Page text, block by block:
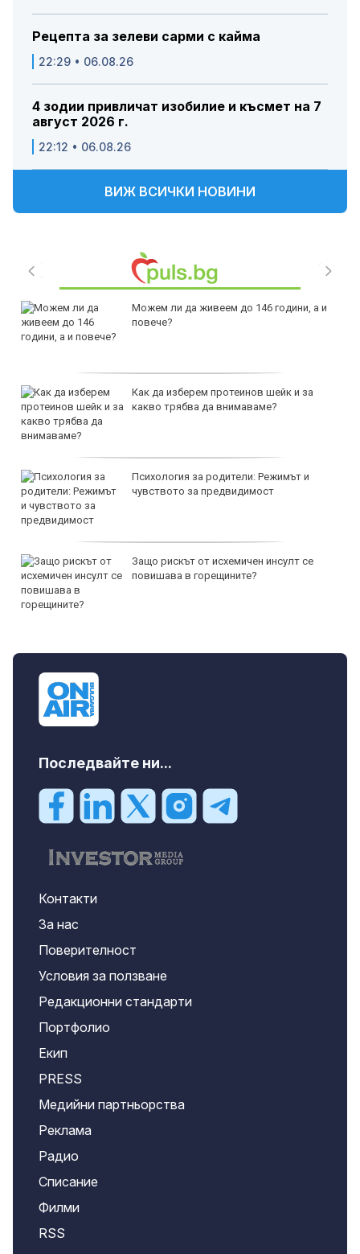
Рецепта за зелеви сарми с кайма
22:29 • 06.08.26
4 зодии привличат изобилие и късмет на 7
август 2026 г.
22:12 • 06.08.26
ВИЖ ВСИЧКИ НОВИНИ
Можем ли да живеем до 146 години, а и
повече?
Как да изберем протеинов шейк и за
какво трябва да внимаваме?
Психология за родители: Режимът и
чувството за предвидимост
Защо рискът от исхемичен инсулт се
повишава в горещините?
Последвайте ни...
Контакти
За нас
Поверителност
Условия за ползване
Редакционни стандарти
Портфолио
Екип
PRESS
Медийни партньорства
Реклама
Радио
Списание
Филми
RSS